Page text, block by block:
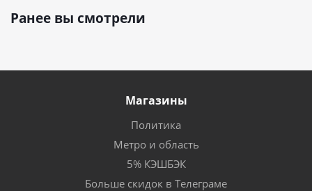
Ранее вы смотрели
Магазины
Политика
Метро и область
5% КЭШБЭК
Больше скидок в Телеграме